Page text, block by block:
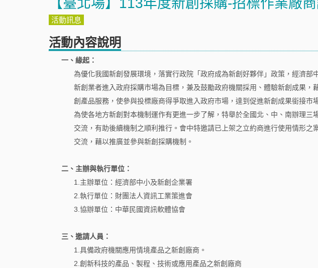
【臺北場】113年度新創採購-招標作業廠
活動訊息
活動內容說明
一、緣起：
為優化我國新創發展環境，落實行政院「政府成為新創好夥伴」政策，經濟部
新創業者進入政府採購市場為目標，兼及鼓勵政府機關採用、體驗新創成果，
創產品服務，使參與投標廠商得爭取進入政府市場，達到促進新創成果銜接市
為使各地方新創對本機制運作有更進一步了解，特舉於全國北、中、南辦理三
交流，有助後續機制之順利推行。會中特邀請已上架之立約商進行使用情形之
交流，藉以推廣並參與新創採購機制。
二、主辦與執行單位：
1.主辦單位：經濟部中小及新創企業署
2.執行單位：財團法人資訊工業策進會
3.協辦單位：中華民國資訊軟體協會
三、邀請人員：
1.具備政府機關應用情境產品之新創廠商。
2.創新科技的產品、製程、技術或應用產品之新創廠商